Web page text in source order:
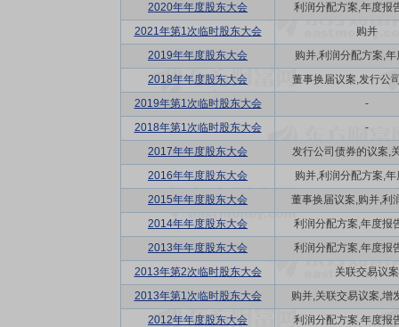
2020年年度股东大会
利润分配方案,年度报
2021年第1次临时股东大会
购并
2019年年度股东大会
购并,利润分配方案,年
2018年年度股东大会
董事换届议案,发行公
2019年第1次临时股东大会
-
2018年第1次临时股东大会
-
2017年年度股东大会
发行公司债券的议案,
2016年年度股东大会
购并,利润分配方案,年
2015年年度股东大会
董事换届议案,购并,利
2014年年度股东大会
利润分配方案,年度报
2013年年度股东大会
利润分配方案,年度报
2013年第2次临时股东大会
关联交易议案
2013年第1次临时股东大会
购并,关联交易议案,增
2012年年度股东大会
利润分配方案,年度报